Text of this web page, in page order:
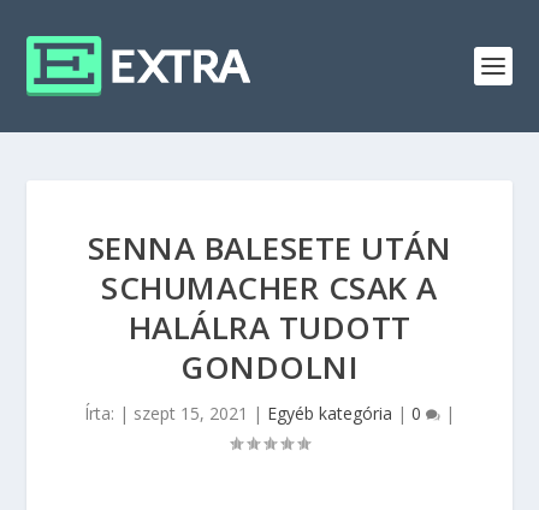
SENNA BALESETE UTÁN
SCHUMACHER CSAK A
HALÁLRA TUDOTT
GONDOLNI
Írta: | szept 15, 2021 | Egyéb kategória | 0 |